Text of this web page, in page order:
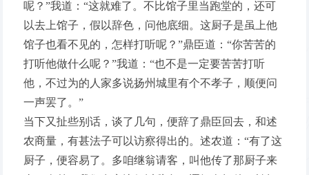
呢？”我道：“这就难了。不比馆子里当跑堂的，还可
以去上馆子，假以辞色，问他底细。这厨子是虽上他
馆子也看不见的，怎样打听呢？”鼎臣道：“你苦苦的
打听他做什么呢？”我道：“也不是一定要苦苦打听
他，不过为的人家多说扬州城里有个不孝子，顺便问
一声罢了。”
当下又扯些别话，谈了几句，便辞了鼎臣回去，和述
农商量，有甚法子可以访察得出的。述农道：“有了这
厨子，便容易了。多咱继翁请客，叫他传了那厨子来